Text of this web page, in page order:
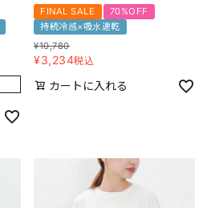
FINAL SALE
70%OFF
持続冷感×吸水速乾
¥10,780
¥3,234税込
カートに入れる